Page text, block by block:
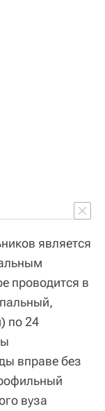
является
проводится в
по 24
вправе без
вуза